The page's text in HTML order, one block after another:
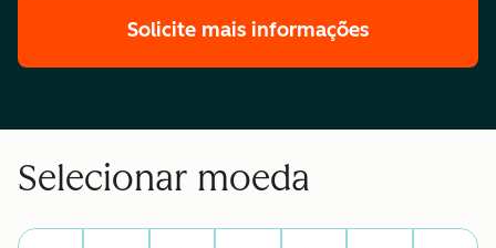
Solicite mais informações
Selecionar moeda